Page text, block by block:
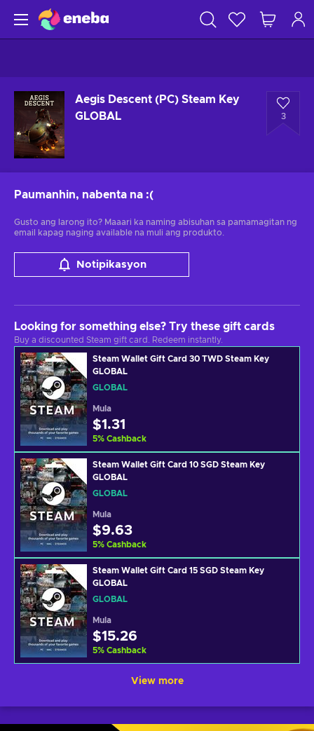
Aegis Descent (PC) Steam Key
GLOBAL
3
Paumanhin, nabenta na :(
Gusto ang larong ito? Maaari ka naming abisuhan sa pamamagitan ng
email kapag naging available na muli ang produkto.
Notipikasyon
Looking for something else? Try these gift cards
Buy a discounted Steam gift card. Redeem instantly.
Steam Wallet Gift Card 30 TWD Steam Key
GLOBAL
GLOBAL
Mula
$1.31
5% Cashback
Steam Wallet Gift Card 10 SGD Steam Key
GLOBAL
GLOBAL
Mula
$9.63
5% Cashback
Steam Wallet Gift Card 15 SGD Steam Key
GLOBAL
GLOBAL
Mula
$15.26
5% Cashback
View more